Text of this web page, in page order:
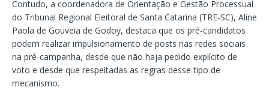
Contudo, a coordenadora de Orientação e Gestão Processual
do Tribunal Regional Eleitoral de Santa Catarina (TRE-SC), Aline
Paola de Gouveia de Godoy, destaca que os pré-candidatos
podem realizar impulsionamento de posts nas redes sociais
na pré-campanha, desde que não haja pedido explícito de
voto e desde que respeitadas as regras desse tipo de
mecanismo.